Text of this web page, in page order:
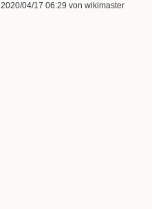
2020/04/17 06:29 von wikimaster